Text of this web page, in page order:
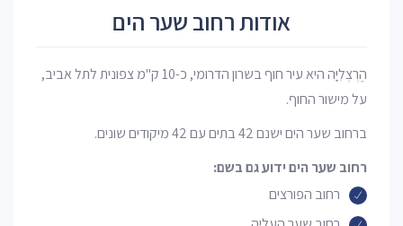
אודות רחוב שער הים
הֶרְצְלִיָּה היא עיר חוף בשרון הדרומי, כ-10 ק"מ צפונית לתל אביב,
על מישור החוף.
ברחוב שער הים ישנם 42 בתים עם 42 מיקודים שונים.
רחוב שער הים ידוע גם בשם:
רחוב הפורצים